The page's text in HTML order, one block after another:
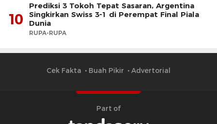
10
Prediksi 3 Tokoh Tepat Sasaran, Argentina
Singkirkan Swiss 3-1 di Perempat Final Piala
Dunia
RUPA-RUPA
Cek Fakta Buah Pikir Advertorial
Part of